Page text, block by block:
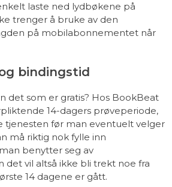
laste ned lydbøkene på
trenger å bruke av den
på mobilabonnementet når
bindingstid
det som er gratis? Hos BookBeat
14-dagers prøveperiode,
tjenesten før man eventuelt velger
må riktig nok fylle inn
benytter seg av
det vil altså ikke bli trekt noe fra
14 dagene er gått.